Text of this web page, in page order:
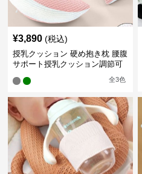
¥3,890 (税込)
授乳クッション 硬め抱き枕 腰腹
サポート授乳クッション調節可
全3色